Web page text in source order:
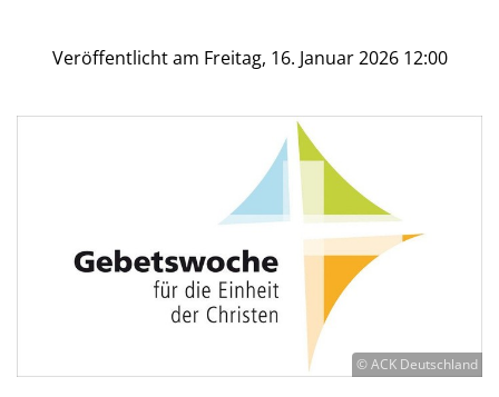
Veröffentlicht am Freitag, 16. Januar 2026 12:00
© ACK Deutschland